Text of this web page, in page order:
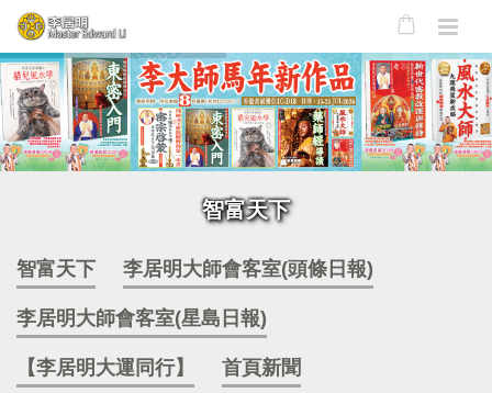
智富天下
智富天下 李居明大師會客室(頭條日報)
李居明大師會客室(星島日報)
【李居明大運同行】 首頁新聞